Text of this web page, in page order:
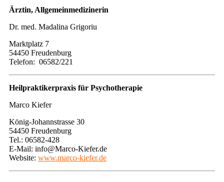
Ärztin, Allgemeinmedizinerin
Dr. med. Madalina Grigoriu
Marktplatz 7
54450 Freudenburg
Telefon: 06582/221
Heilpraktikerpraxis für Psychotherapie
Marco Kiefer
König-Johannstrasse 30
54450 Freudenburg
Tel.: 06582-428
E-Mail: info@Marco-Kiefer.de
Website: www.marco-kiefer.de